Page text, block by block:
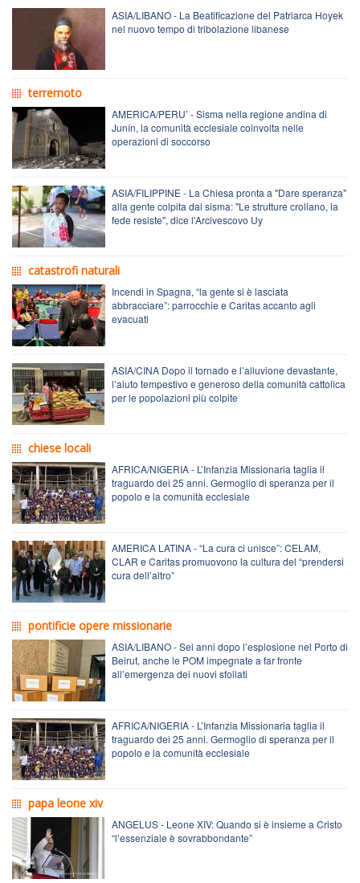
ASIA/LIBANO - La Beatificazione del Patriarca Hoyek
nel nuovo tempo di tribolazione libanese
terremoto
AMERICA/PERU’ - Sisma nella regione andina di
Junín, la comunità ecclesiale coinvolta nelle
operazioni di soccorso
ASIA/FILIPPINE - La Chiesa pronta a "Dare speranza"
alla gente colpita dal sisma: "Le strutture crollano, la
fede resiste", dice l'Arcivescovo Uy
catastrofi naturali
Incendi in Spagna, “la gente si è lasciata
abbracciare”: parrocchie e Caritas accanto agli
evacuati
ASIA/CINA Dopo il tornado e l’alluvione devastante,
l’aiuto tempestivo e generoso della comunità cattolica
per le popolazioni più colpite
chiese locali
AFRICA/NIGERIA - L’Infanzia Missionaria taglia il
traguardo dei 25 anni. Germoglio di speranza per il
popolo e la comunità ecclesiale
AMERICA LATINA - “La cura ci unisce”: CELAM,
CLAR e Caritas promuovono la cultura del “prendersi
cura dell’altro”
pontificie opere missionarie
ASIA/LIBANO - Sei anni dopo l’esplosione nel Porto di
Beirut, anche le POM impegnate a far fronte
all’emergenza dei nuovi sfollati
AFRICA/NIGERIA - L’Infanzia Missionaria taglia il
traguardo dei 25 anni. Germoglio di speranza per il
popolo e la comunità ecclesiale
papa leone xiv
ANGELUS - Leone XIV: Quando si è insieme a Cristo
“l’essenziale è sovrabbondante”